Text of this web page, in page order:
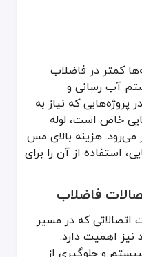
کمتر در فاضلاب
آب‌ رسانی و
پروژه‌هایی که نیاز به
خاص است، لوله
می‌رود. هزینه بالای مس
استفاده از آن را برای
فاضلاب
اتصالاتی که در مسیر
نیز اهمیت دارد.
و جلوگیری از